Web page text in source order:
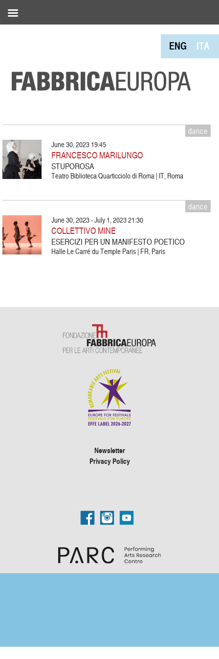
ENG ITA
dance
June 30, 2023 19:45
FRANCESCO MARILUNGO
STUPOROSA
Teatro Biblioteca Quarticciolo di Roma | IT, Roma
dance
June 30, 2023 - July 1, 2023 21:30
COLLETTIVO MINE
ESERCIZI PER UN MANIFESTO POETICO
Halle Le Carré du Temple Paris | FR, Paris
Newsletter
Privacy Policy